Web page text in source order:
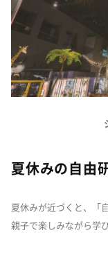
夏休みの自由
夏休みが近づくと、「
親子で楽しみながら学